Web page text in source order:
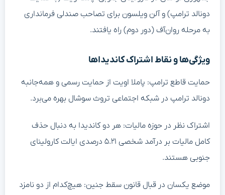
دونالد ترامپ) و آلن ویلسون برای تصاحب صندلی فرمانداری
به مرحله روان‌آف (دور دوم) راه یافتند.
ویژگی‌ها و نقاط اشتراک کاندیداها
حمایت قاطع ترامپ: پاملا اویت از حمایت رسمی و همه‌جانبه
دونالد ترامپ در شبکه اجتماعی تروث سوشال بهره می‌برد.
اشتراک نظر در حوزه مالیات: هر دو کاندیدا به دنبال حذف
کامل مالیات بر درآمد شخصی ۵.۲۱ درصدی ایالت کارولینای
جنوبی هستند.
موضع یکسان در قبال قانون سقط جنین: هیچ‌کدام از دو نامزد